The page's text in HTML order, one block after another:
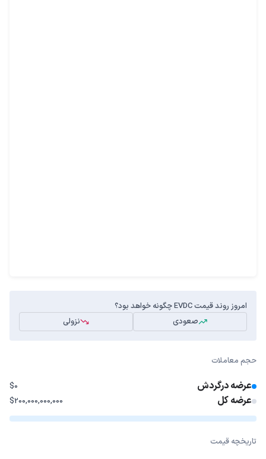
امروز روند قیمت EVDC چگونه خواهد بود؟
صعودی
نزولی
حجم معاملات
عرضه درگردش $0
عرضه کل $200,000,000,000
تاریخچه قیمت